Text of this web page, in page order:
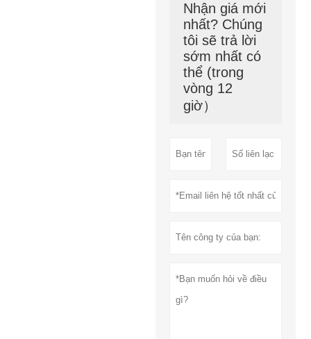
Nhận giá mới
nhất? Chúng
tôi sẽ trả lời
sớm nhất có
thể (trong
vòng 12
giờ）